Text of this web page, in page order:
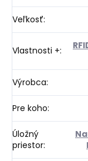
Veľkosť:
Vlastnosti +:
Výrobca:
Pre koho:
Úložný
priestor: